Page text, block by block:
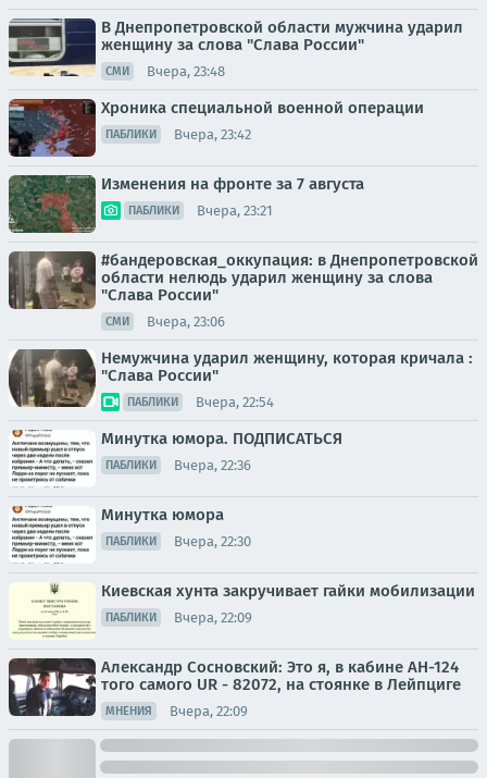
В Днепропетровской области мужчина ударил
женщину за слова "Слава России"
СМИ Вчера, 23:48
Хроника специальной военной операции
ПАБЛИКИ Вчера, 23:42
Изменения на фронте за 7 августа
ПАБЛИКИ Вчера, 23:21
#бандеровская_оккупация: в Днепропетровской
области нелюдь ударил женщину за слова
"Слава России"
СМИ Вчера, 23:06
Немужчина ударил женщину, которая кричала :
"Слава России"
ПАБЛИКИ Вчера, 22:54
Минутка юмора. ПОДПИСАТЬСЯ
ПАБЛИКИ Вчера, 22:36
Минутка юмора
ПАБЛИКИ Вчера, 22:30
Киевская хунта закручивает гайки мобилизации
ПАБЛИКИ Вчера, 22:09
Александр Сосновский: Это я, в кабине АН-124
того самого UR - 82072, на стоянке в Лейпциге
МНЕНИЯ Вчера, 22:09